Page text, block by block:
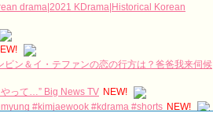
drama|2021 KDrama|Historical Korean
ン＆イ・テファンの恋の行方は？爸爸我来伺候
って…” Big News TV NEW!
#kimjaewook #kdrama #shorts NEW!